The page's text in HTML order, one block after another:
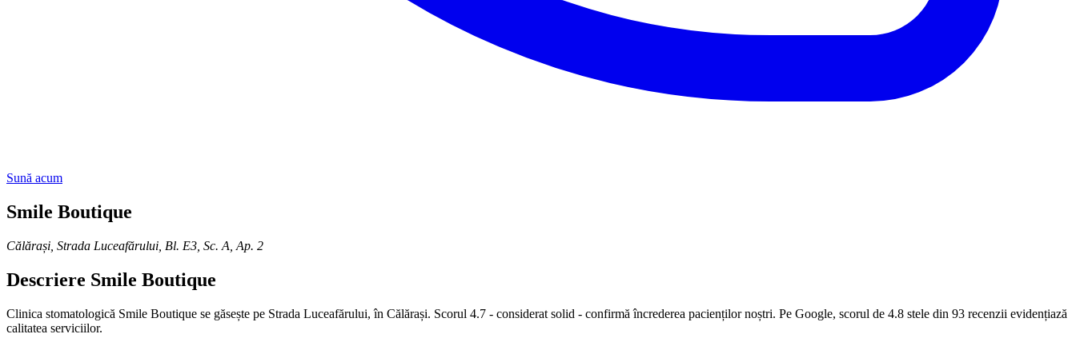
Sună acum
Smile Boutique
Călărași Strada Luceafărului, Bl. E3, Sc. A, Ap. 2
Descriere Smile Boutique
Clinica stomatologică Smile Boutique se găsește pe Strada Luceafărului, în Călărași. Scorul 4.7 - considerat solid - confirmă încrederea pacienților noștri. Pe Google, scorul de 4.8 stele din 93 recenzii evidențiază
calitatea serviciilor.